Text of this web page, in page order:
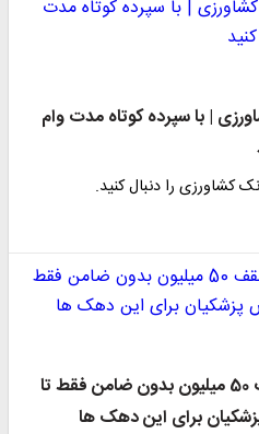
| با سپرده کوتاه مدت وام
کشاورزی را دنبال کنید.
بشتابید؛وام فوری یارانه تا سقف 50 میلیون بدون ضامن فقط تا
برای این دهک ها